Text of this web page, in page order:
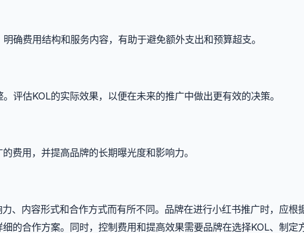
确费用结构和服务内容，有助于避免额外支出和预算超支。
评估KOL的实际效果，以便在未来的推广中做出更有效的决策。
费用，并提高品牌的长期曝光度和影响力。
、内容形式和合作方式而有所不同。品牌在进行小红书推广时，应根
的合作方案。同时，控制费用和提高效果需要品牌在选择KOL、制定